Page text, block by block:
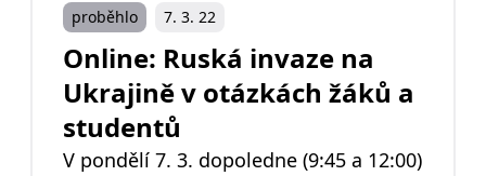
proběhlo 7. 3. 22
Online: Ruská invaze na
Ukrajině v otázkách žáků a
studentů
V pondělí 7. 3. dopoledne (9:45 a 12:00)